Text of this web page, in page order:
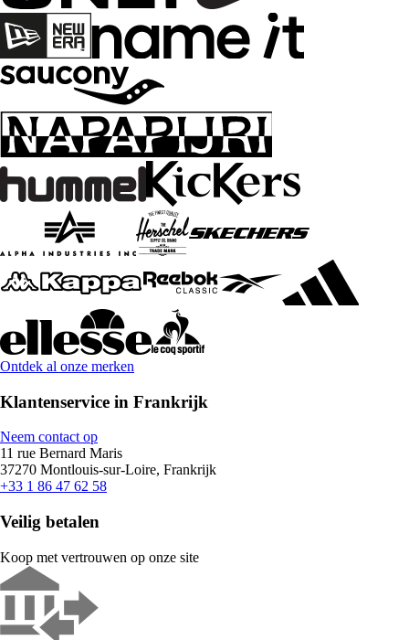
Ontdek al onze merken
Klantenservice in Frankrijk
Neem contact op
11 rue Bernard Maris
37270 Montlouis-sur-Loire, Frankrijk
+33 1 86 47 62 58
Veilig betalen
Koop met vertrouwen op onze site